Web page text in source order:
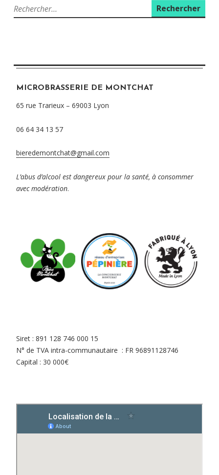
Rechercher :
MICROBRASSERIE DE MONTCHAT
65 rue Trarieux – 69003 Lyon
06 64 34 13 57
bieredemontchat@gmail.com
L’abus d’alcool est dangereux pour la santé, à consommer
avec modération.
Siret : 891 128 746 000 15
N° de TVA intra-communautaire : FR 96891128746
Capital : 30 000€